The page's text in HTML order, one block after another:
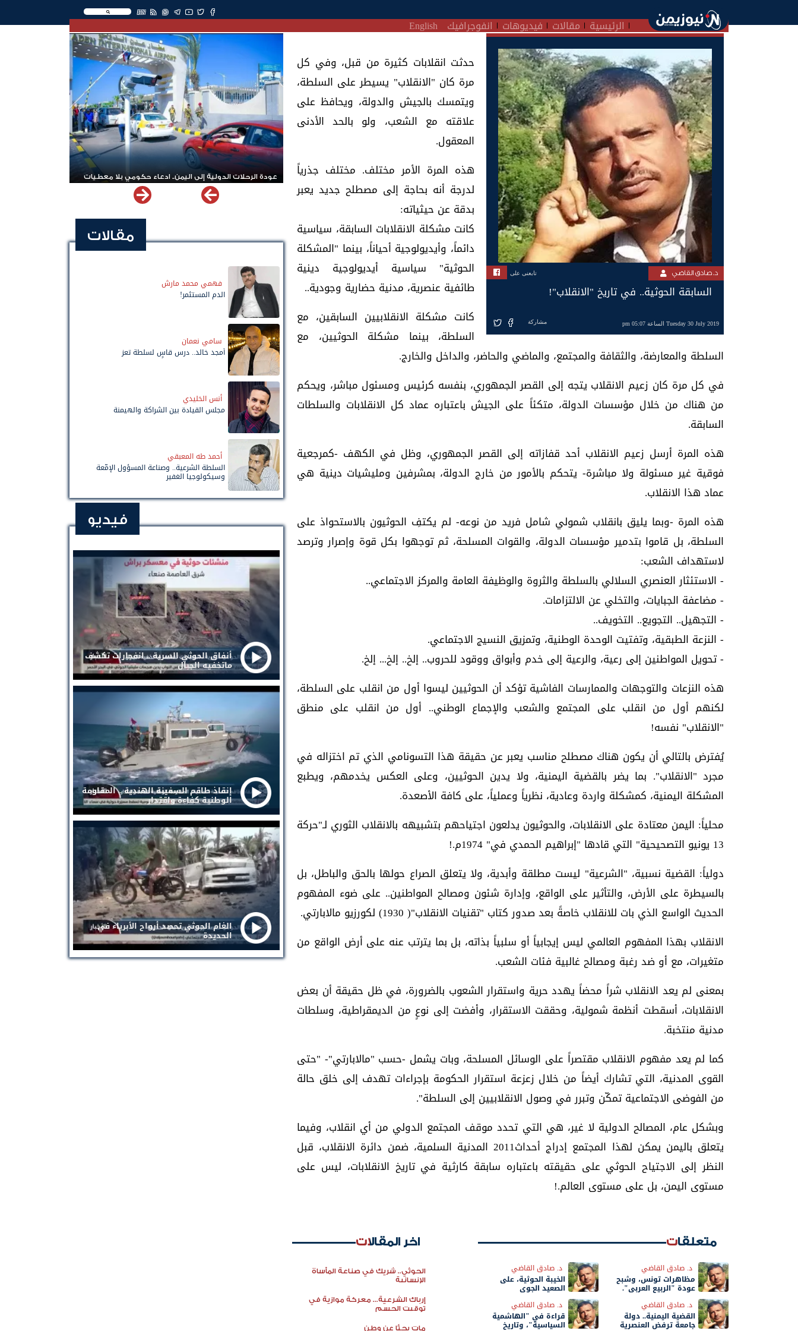
EN
الرئيسية مقالات فيديوهات انفوجرافيك English
د. صادق القاضي تابعنى على
السابقة الحوثية.. في تاريخ "الانقلاب"!
Tuesday 30 July 2019 الساعة 05:07 pm مشاركة
حدثت انقلابات كثيرة من قبل، وفي كل
مرة كان "الانقلاب" يسيطر على السلطة،
ويتمسك بالجيش والدولة، ويحافظ على
علاقته مع الشعب، ولو بالحد الأدنى
المعقول.
هذه المرة الأمر مختلف. مختلف جذرياً
لدرجة أنه بحاجة إلى مصطلح جديد يعبر
بدقة عن حيثياته:
كانت مشكلة الانقلابات السابقة، سياسية
دائماً، وأيديولوجية أحياناً، بينما "المشكلة
الحوثية" سياسية أيديولوجية دينية
طائفية عنصرية، مدنية حضارية وجودية..
كانت مشكلة الانقلابيين السابقين، مع
السلطة، بينما مشكلة الحوثيين، مع
السلطة والمعارضة، والثقافة والمجتمع، والماضي والحاضر، والداخل والخارج.
في كل مرة كان زعيم الانقلاب يتجه إلى القصر الجمهوري، بنفسه كرئيس ومسئول مباشر، ويحكم
من هناك من خلال مؤسسات الدولة، متكئاً على الجيش باعتباره عماد كل الانقلابات والسلطات
السابقة.
هذه المرة أرسل زعيم الانقلاب أحد قفازاته إلى القصر الجمهوري، وظل في الكهف -كمرجعية
فوقية غير مسئولة ولا مباشرة- يتحكم بالأمور من خارج الدولة، بمشرفين ومليشيات دينية هي
عماد هذا الانقلاب.
هذه المرة -وبما يليق بانقلاب شمولي شامل فريد من نوعه- لم يكتفِ الحوثيون بالاستحواذ على
السلطة، بل قاموا بتدمير مؤسسات الدولة، والقوات المسلحة، ثم توجهوا بكل قوة وإصرار وترصد
لاستهداف الشعب:
- الاستئثار العنصري السلالي بالسلطة والثروة والوظيفة العامة والمركز الاجتماعي..
- مضاعفة الجبايات، والتخلي عن الالتزامات.
- التجهيل.. التجويع.. التخويف..
- النزعة الطبقية، وتفتيت الوحدة الوطنية، وتمزيق النسيج الاجتماعي.
- تحويل المواطنين إلى رعية، والرعية إلى خدم وأبواق ووقود للحروب.. إلخ.. إلخ... إلخ.
هذه النزعات والتوجهات والممارسات الفاشية تؤكد أن الحوثيين ليسوا أول من انقلب على السلطة،
لكنهم أول من انقلب على المجتمع والشعب والإجماع الوطني.. أول من انقلب على منطق
"الانقلاب" نفسه!
يُفترض بالتالي أن يكون هناك مصطلح مناسب يعبر عن حقيقة هذا التسونامي الذي تم اختزاله في
مجرد "الانقلاب". بما يضر بالقضية اليمنية، ولا يدين الحوثيين، وعلى العكس يخدمهم، ويطبع
المشكلة اليمنية، كمشكلة واردة وعادية، نظرياً وعملياً، على كافة الأصعدة.
محلياً: اليمن معتادة على الانقلابات، والحوثيون يدلعون اجتياحهم بتشبيهه بالانقلاب الثوري لـ"حركة
13 يونيو التصحيحية" التي قادها "إبراهيم الحمدي في" 1974م.!
دولياً: القضية نسبية، "الشرعية" ليست مطلقة وأبدية، ولا يتعلق الصراع حولها بالحق والباطل، بل
بالسيطرة على الأرض، والتأثير على الواقع، وإدارة شئون ومصالح المواطنين.. على ضوء المفهوم
الحديث الواسع الذي بات للانقلاب خاصةً بعد صدور كتاب "تقنيات الانقلاب"( 1930) لكورزيو مالابارتي.
الانقلاب بهذا المفهوم العالمي ليس إيجابياً أو سلبياً بذاته، بل بما يترتب عنه على أرض الواقع من
متغيرات، مع أو ضد رغبة ومصالح غالبية فئات الشعب.
بمعنى لم يعد الانقلاب شراً محضاً يهدد حرية واستقرار الشعوب بالضرورة، في ظل حقيقة أن بعض
الانقلابات، أسقطت أنظمة شمولية، وحققت الاستقرار، وأفضت إلى نوعٍ من الديمقراطية، وسلطات
مدنية منتخبة.
كما لم يعد مفهوم الانقلاب مقتصراً على الوسائل المسلحة، وبات يشمل -حسب "مالابارتي"- "حتى
القوى المدنية، التي تشارك أيضاً من خلال زعزعة استقرار الحكومة بإجراءات تهدف إلى خلق حالة
من الفوضى الاجتماعية تمكّن وتبرر في وصول الانقلابيين إلى السلطة".
وبشكل عام، المصالح الدولية لا غير، هي التي تحدد موقف المجتمع الدولي من أي انقلاب، وفيما
يتعلق باليمن يمكن لهذا المجتمع إدراج أحداث2011 المدنية السلمية، ضمن دائرة الانقلاب، قبل
النظر إلى الاجتياح الحوثي على حقيقته باعتباره سابقة كارثية في تاريخ الانقلابات، ليس على
مستوى اليمن، بل على مستوى العالم.!
متعلقات
د. صادق القاضي
مظاهرات تونس، وشبح
عودة "الربيع العربي".
د. صادق القاضي
الخيبة الحوثية، على
الصعيد الجوي
د. صادق القاضي
القضية اليمنية.. دولة
جامعة ترفض العنصرية
د. صادق القاضي
قراءة في "الهاشمية
السياسية"، وتاريخ
اخر المقالات
الحوثي.. شريك في صناعة المأساة
الإنسانية
إرباك الشرعية... معركة موازية في
توقيت الحسم
مات بحثًا عن وطن
عودة الرحلات الدولية إلى اليمن.. ادعاء حكومي بلا معطيات
مقالات
فهمي محمد مارش
الدم المستثمر!
سامي نعمان
أمجد خالد.. درس قاسٍ لسلطة تعز
أنس الخليدي
مجلس القيادة بين الشراكة والهيمنة
أحمد طه المعبقي
السلطة الشرعية.. وصناعة المسؤول الإمّعة
وسيكولوجيا الغفير
فيديو
أنفاق الحوثي السرية .. انفجارات تكشف
ماتخفيه الجبال
إنقاذ طاقم السفينة الهندية .. المقاومة
الوطنية كفاءة واقتدار
الغام الحوثي تحصد أرواح الأبرياء في
الحديدة